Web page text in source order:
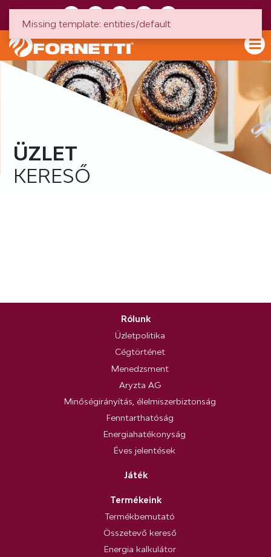
ÜZLET
KERESŐ
Rólunk
Üzletpolitika
Cégtörténet
Menedzsment
Aryzta AG
Minőségirányítás, élelmiszerbiztonság
Fenntarthatóság
Energiahatékonyság
Éves jelentések
Játék
Termékeink
Termékbemutató
Összetevő kereső
Energia kalkulátor
Missing template: entities/default